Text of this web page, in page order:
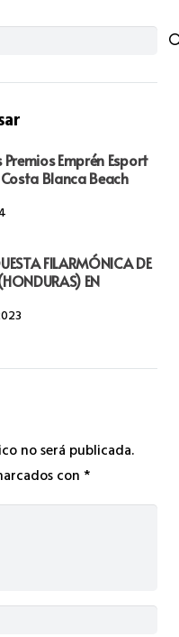
Premios Emprén Esport
Blanca Beach
FILARMÓNICA DE
EN
no será publicada.
con*